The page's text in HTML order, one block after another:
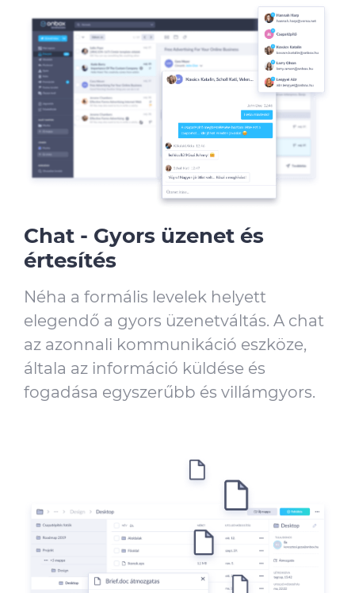
Chat - Gyors üzenet és
értesítés
Néha a formális levelek helyett
elegendő a gyors üzenetváltás. A chat
az azonnali kommunikáció eszköze,
általa az információ küldése és
fogadása egyszerűbb és villámgyors.